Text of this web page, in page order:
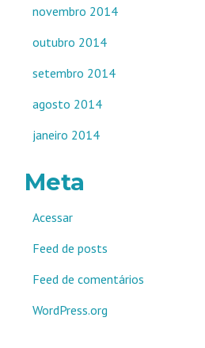
novembro 2014
outubro 2014
setembro 2014
agosto 2014
janeiro 2014
Meta
Acessar
Feed de posts
Feed de comentários
WordPress.org